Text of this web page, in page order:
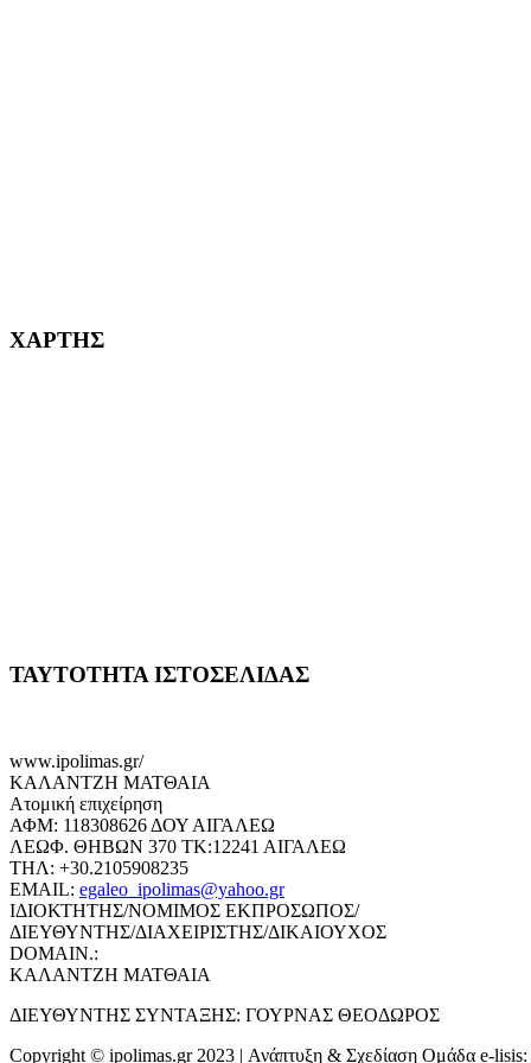
ΧΑΡΤΗΣ
ΤΑΥΤΟΤΗΤΑ ΙΣΤΟΣΕΛΙΔΑΣ
www.ipolimas.gr/
ΚΑΛΑΝΤΖΗ ΜΑΤΘΑΙΑ
Ατομική επιχείρηση
ΑΦΜ: 118308626 ΔΟΥ ΑΙΓΑΛΕΩ
ΛΕΩΦ. ΘΗΒΩΝ 370 ΤΚ:12241 ΑΙΓΑΛΕΩ
ΤΗΛ: +30.2105908235
EMAIL: egaleo_ipolimas@yahoo.gr
ΙΔΙΟΚΤΗΤΗΣ/ΝΟΜΙΜΟΣ ΕΚΠΡΟΣΩΠΟΣ/
ΔΙΕΥΘΥΝΤΗΣ/ΔΙΑΧΕΙΡΙΣΤΗΣ/ΔΙΚΑΙΟΥΧΟΣ
DOMAIN.:
ΚΑΛΑΝΤΖΗ ΜΑΤΘΑΙΑ
ΔΙΕΥΘΥΝΤΗΣ ΣΥΝΤΑΞΗΣ: ΓΟΥΡΝΑΣ ΘΕΟΔΩΡΟΣ
Copyright © ipolimas.gr 2023 | Ανάπτυξη & Σχεδίαση Ομάδα e-lisis: